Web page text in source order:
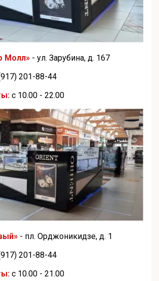
Молл» - ул. Зарубина, д. 167
201-88-44
с 10.00 - 22.00
- пл. Орджоникидзе, д. 1
201-88-44
с 10.00 - 21.00